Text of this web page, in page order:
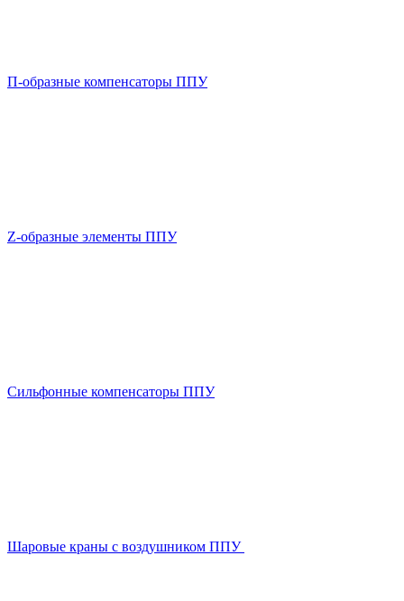
П-образные компенсаторы ППУ
Z-образные элементы ППУ
Сильфонные компенсаторы ППУ
Шаровые краны с воздушником ППУ